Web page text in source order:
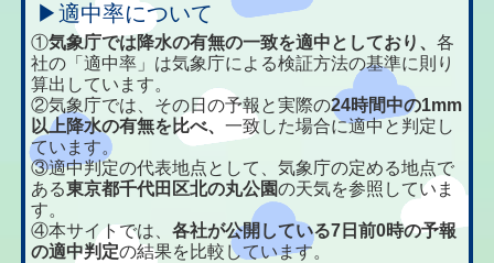
▶適中率について
①気象庁では降水の有無の一致を適中としており、各
社の「適中率」は気象庁による検証方法の基準に則り
算出しています。
②気象庁では、その日の予報と実際の24時間中の1mm
以上降水の有無を比べ、一致した場合に適中と判定し
ています。
③適中判定の代表地点として、気象庁の定める地点で
ある東京都千代田区北の丸公園の天気を参照していま
す。
④本サイトでは、各社が公開している7日前0時の予報
の適中判定の結果を比較しています。